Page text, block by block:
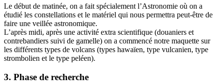
Le début de matinée, on a fait spécialement l’Astronomie où on a
étudié les constellations et le matériel qui nous permettra peut-être de
faire une veillée astronomique.
L’après midi, après une activité extra scientifique (douaniers et
contrebandiers suivi de gamelle) on a commencé notre maquette sur
les différents types de volcans (types hawaïen, type vulcanien, type
strombolien et le type peléen).
3. Phase de recherche